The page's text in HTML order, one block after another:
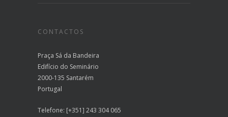
CONTACTOS
Praça Sá da Bandeira
Edifício do Seminário
2000-135 Santarém
Portugal
Telefone: [+351] 243 304 065